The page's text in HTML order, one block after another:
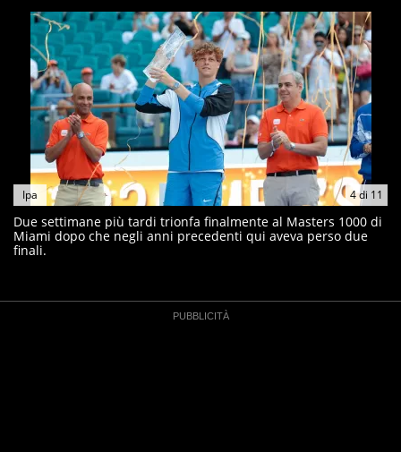
4di 11
Ipa
Due settimane più tardi trionfa finalmente al Masters 1000 di
Miami dopo che negli anni precedenti qui aveva perso due
finali.